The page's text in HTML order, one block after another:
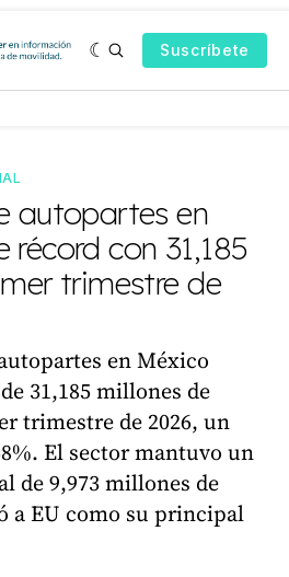
Suscríbete
autopartes en
récord con 31,185
trimestre de
en México
31,185 millones de
trimestre de 2026, un
El sector mantuvo un
de 9,973 millones de
a EU como su principal